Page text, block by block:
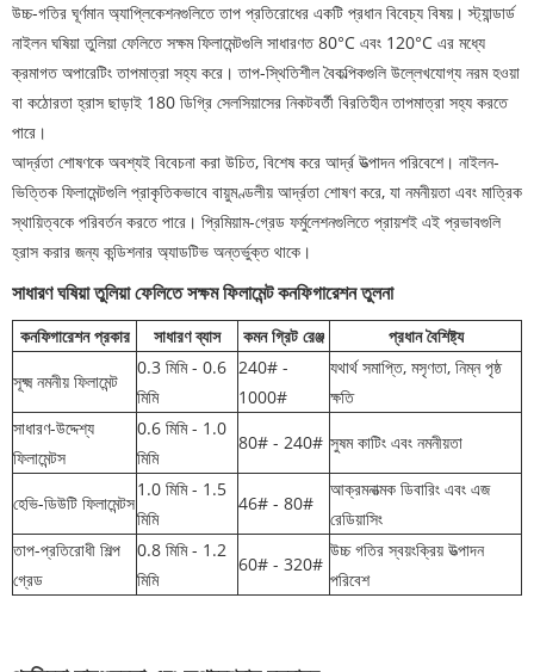
উচ্চ-গতির ঘূর্ণমান অ্যাপ্লিকেশনগুলিতে তাপ প্রতিরোধের একটি প্রধান বিবেচ্য বিষয়। স্ট্যান্ডার্ড
নাইলন ঘষিয়া তুলিয়া ফেলিতে সক্ষম ফিলামেন্টগুলি সাধারণত 80°C এবং 120°C এর মধ্যে
ক্রমাগত অপারেটিং তাপমাত্রা সহ্য করে। তাপ-স্থিতিশীল বৈকল্পিকগুলি উল্লেখযোগ্য নরম হওয়া
বা কঠোরতা হ্রাস ছাড়াই 180 ডিগ্রি সেলসিয়াসের নিকটবর্তী বিরতিহীন তাপমাত্রা সহ্য করতে
পারে।
আর্দ্রতা শোষণকে অবশ্যই বিবেচনা করা উচিত, বিশেষ করে আর্দ্র উত্পাদন পরিবেশে। নাইলন-
ভিত্তিক ফিলামেন্টগুলি প্রাকৃতিকভাবে বায়ুমণ্ডলীয় আর্দ্রতা শোষণ করে, যা নমনীয়তা এবং মাত্রিক
স্থায়িত্বকে পরিবর্তন করতে পারে। প্রিমিয়াম-গ্রেড ফর্মুলেশনগুলিতে প্রায়শই এই প্রভাবগুলি
হ্রাস করার জন্য কন্ডিশনার অ্যাডটিভ অন্তর্ভুক্ত থাকে।
সাধারণ ঘষিয়া তুলিয়া ফেলিতে সক্ষম ফিলামেন্ট কনফিগারেশন তুলনা
কনফিগারেশন প্রকার সাধারণ ব্যাস কমন গ্রিট রেঞ্জ
প্রধান বৈশিষ্ট্য
সূক্ষ্ম নমনীয় ফিলামেন্ট
0.3 মিমি - 0.6
মিমি
240# -
1000#
যথার্থ সমাপ্তি, মসৃণতা, নিম্ন পৃষ্ঠ
ক্ষতি
সাধারণ-উদ্দেশ্য
ফিলামেন্টস
0.6 মিমি - 1.0
মিমি
80# - 240# সুষম কাটিং এবং নমনীয়তা
হেভি-ডিউটি ​​ফিলামেন্টস
1.0 মিমি - 1.5
মিমি
46# - 80#
আক্রমনাত্মক ডিবারিং এবং এজ
রেডিয়াসিং
তাপ-প্রতিরোধী শিল্প
গ্রেড
0.8 মিমি - 1.2
মিমি
60# - 320#
উচ্চ গতির স্বয়ংক্রিয় উত্পাদন
পরিবেশ